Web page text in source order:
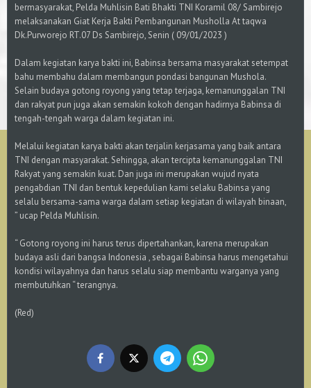
bermasyarakat, Pelda Muhlisin Bati Bhakti TNI Koramil 08/ Sambirejo
melaksanakan Giat Kerja Bakti Pembangunan Musholla At taqwa
Dk.Purworejo RT.07 Ds Sambirejo, Senin ( 09/01/2023 )
Dalam kegiatan karya bakti ini, Babinsa bersama masyarakat setempat
bahu membahu dalam membangun pondasi bangunan Mushola.
Selain budaya gotong royong yang tetap terjaga, kemanunggalan TNI
dan rakyat pun juga akan semakin kokoh dengan hadirnya Babinsa di
tengah-tengah warga dalam kegiatan ini.
Melalui kegiatan karya bakti akan terjalin kerjasama yang baik antara
TNI dengan masyarakat. Sehingga, akan tercipta kemanunggalan TNI
Rakyat yang semakin kuat. Dan juga ini merupakan wujud nyata
pengabdian TNI dan bentuk kepedulian kami selaku Babinsa yang
selalu bersama-sama warga dalam setiap kegiatan di wilayah binaan,
” ucap Pelda Muhlisin.
“ Gotong royong ini harus terus dipertahankan, karena merupakan
budaya asli dari bangsa Indonesia , sebagai Babinsa harus mengetahui
kondisi wilayahnya dan harus selalu siap membantu warganya yang
membutuhkan “ terangnya.
(Red)